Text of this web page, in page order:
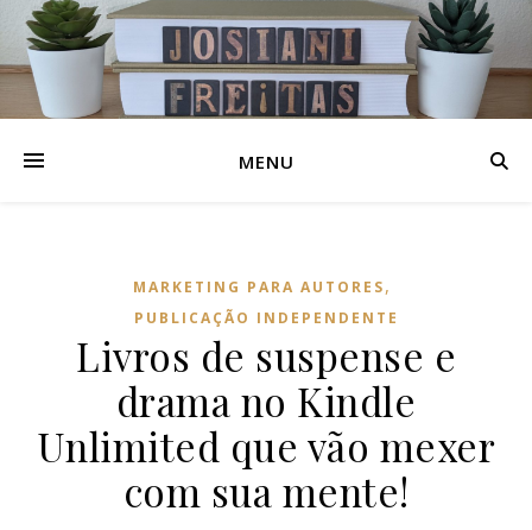
MENU
MARKETING PARA AUTORES,
PUBLICAÇÃO INDEPENDENTE
Livros de suspense e
drama no Kindle
Unlimited que vão mexer
com sua mente!